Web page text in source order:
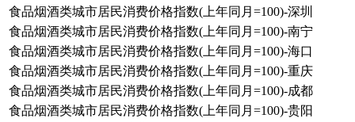
食品烟酒类城市居民消费价格指数(上年同月=100)-深圳
食品烟酒类城市居民消费价格指数(上年同月=100)-南宁
食品烟酒类城市居民消费价格指数(上年同月=100)-海口
食品烟酒类城市居民消费价格指数(上年同月=100)-重庆
食品烟酒类城市居民消费价格指数(上年同月=100)-成都
食品烟酒类城市居民消费价格指数(上年同月=100)-贵阳